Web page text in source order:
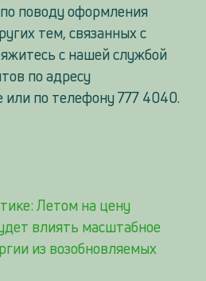
поводу оформления
тем, связанных с
с нашей службой
по адресу
или по телефону 777 4040.
Летом на цену
влиять масштабное
из возобновляемых